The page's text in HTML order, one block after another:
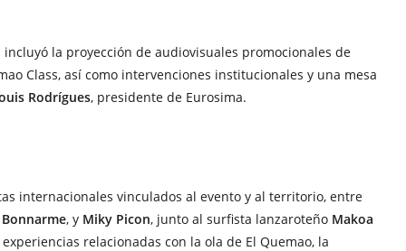
la proyección de audiovisuales promocionales de
Class, así como intervenciones institucionales y una mesa
Rodrígues, presidente de Eurosima.
internacionales vinculados al evento y al territorio, entre
, y Miky Picon, junto al surfista lanzaroteño Makoa
relacionadas con la ola de El Quemao, la